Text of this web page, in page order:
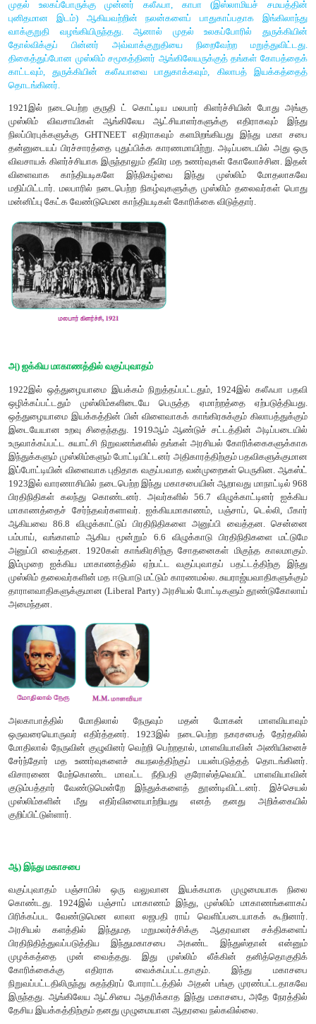
அரசியலில் உலோமாக்கள் நுழைந்ததானது இந்துக்களிடையே
தன்மை கொண்ட, புத்துயிர் பெற்ற இஸ்லாமைப் பற்றிய அச்சத்தை
அலி சகோதரர்களைப் போன்ற முக்கிய முஸ்லிம் தலைவர்கள்
கிலாபத் இயக்கத்தவர்களாகவே இருந்தனர்.
காங்கிரஸ்காரர்களாய் இருந்தனர். கிலாபத் இயக்கத்தின் போது
திரட்ட அதே பாணியைப் பின்பற்ற இந்து வகுப்பு வாதிகளைத்
இயக்கம் ஒரு புதிய நிகழ்வாக இல்லாவிட்டாலும் கிலாபத்
பின்வந்த காலங்களில் அது புதிய முக்கியத்துவத்தைப் பெற்றது.
இளவரசரின் வருகையைப் புறக்கணிக்க மக்களைத்
சிரத்தானந்தா பசுப்பாதுகாப்பைப் பரப்புரை செய்வதன் மூலம்
புத்துயிர் அளிக்க முனைந்தார்.
முதல் உலகப்போருக்கு முன்னர் கலீஃபா, காபா
புனிதமான இடம்) ஆகியவற்றின் நலன்களைப்
வாக்குறுதி வழங்கியிருந்தது. ஆனால் முதல் உலகப்போரில்
தோல்விக்குப் பின்னர் அவ்வாக்குறுதியை நிறைவேற்ற
திகைத்துப்போன முஸ்லிம் சமூகத்தினர் ஆங்கிலேயருக்குத்
காட்டவும், துருக்கியின் கலீஃபாவை பாதுகாக்கவும்,
தொடங்கினர்.
முஸ்லிம் விவசாயிகள் ஆங்கிலேய ஆட்சியாளர்களுக்கு
நிலப்பிரபுக்களுக்கு GHTNEET எதிராகவும் களமிறங்கியது
தன்னுடையப் பிரச்சாரத்தை புதுப்பிக்க காரணமாயிற்று.
விவசாயக் கிளர்ச்சியாக இருந்தாலும் தீவிர மத உணர்வுகள்
விளைவாக காந்தியடிகளே இந்நிகழ்வை இந்து
மதிப்பிட்டார். மலபாரில் நடைபெற்ற நிகழ்வுகளுக்கு முஸ்லிம்
மன்னிப்பு கேட்க வேண்டுமென காந்தியடிகள் கோரிக்கை
அ) ஐக்கிய மாகாணத்தில் வகுப்புவாதம்
1922இல் ஒத்துழையாமை இயக்கம் நிறுத்தப்பட்டதும்,
ஒழிக்கப்பட்டதும் முஸ்லிம்களிடையே பெருத்த ஏமாற்றத்தை
ஒத்துழையாமை இயக்கத்தின் பின் விளைவாகக் காங்கிரசுக்கும்
இடையேயான உறவு சிதைந்தது. 1919ஆம் ஆண்டுச் சட்டத்தின்
உருவாக்கப்பட்ட சுயாட்சி நிறுவனங்களில் தங்கள் அரசியல்
இந்துக்களும் முஸ்லிம்களும் போட்டியிட்டனர் அதிகாரத்திற்கும்
இப்போட்டியின் விளைவாக புதிதாக வகுப்பவாத வன்முறைகள்
1923இல் வாரணாசியில் நடைபெற்ற இந்து மகாசபையின் ஆறாவது
ஆகியவை 86.8 விழுக்காட்டுப் பிரதிநிதிகளை அனுப்பி
பம்பாய், வங்காளம் ஆகிய மூன்றும் 6.6 விழுக்காடு
அனுப்பி வைத்தன. 1920கள் காங்கிரசிற்கு சோதனைகள்
இம்முறை ஐக்கிய மாகாணத்தில் ஏற்பட்ட வகுப்புவாதப்
முஸ்லிம் தலைவர்களின் மத ஈடுபாடு மட்டும் காரணமல்ல.
தாராளவாதிகளுக்குமான (Liberal Party) அரசியல்
அமைந்தன.